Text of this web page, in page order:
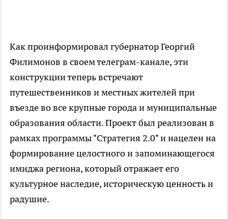
Как проинформировал губернатор Георгий
Филимонов в своем телеграм-канале, эти
конструкции теперь встречают
путешественников и местных жителей при
въезде во все крупные города и муниципальные
образования области. Проект был реализован в
рамках программы "Стратегия 2.0" и нацелен на
формирование целостного и запоминающегося
имиджа региона, который отражает его
культурное наследие, историческую ценность и
радушие.